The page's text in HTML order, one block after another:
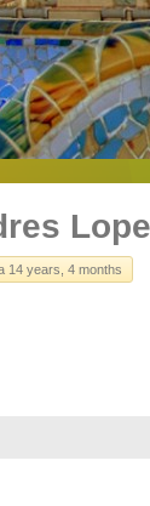
14 years, 4 months